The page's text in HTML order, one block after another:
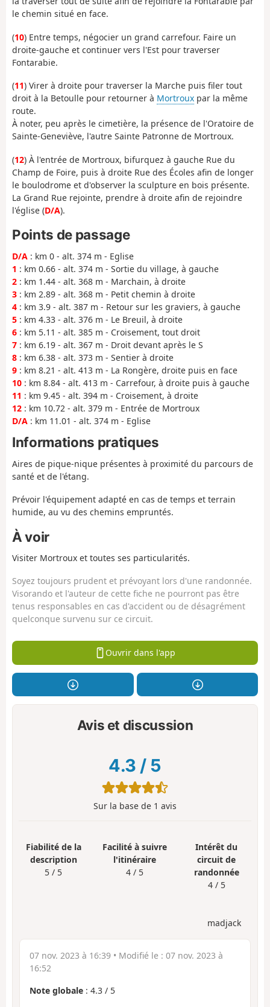
le chemin situé en face.
(10) Entre temps, négocier un grand carrefour. Faire un
droite-gauche et continuer vers l'Est pour traverser
Fontarabie.
(11) Virer à droite pour traverser la Marche puis filer tout
droit à la Betoulle pour retourner à Mortroux par la même
route.
À noter, peu après le cimetière, la présence de l'Oratoire de
Sainte-Geneviève, l'autre Sainte Patronne de Mortroux.
(12) À l'entrée de Mortroux, bifurquez à gauche Rue du
Champ de Foire, puis à droite Rue des Écoles afin de longer
le boulodrome et d'observer la sculpture en bois présente.
La Grand Rue rejointe, prendre à droite afin de rejoindre
l'église (D/A).
Points de passage
D/A : km 0 - alt. 374 m - Eglise
1 : km 0.66 - alt. 374 m - Sortie du village, à gauche
2 : km 1.44 - alt. 368 m - Marchain, à droite
3 : km 2.89 - alt. 368 m - Petit chemin à droite
4 : km 3.9 - alt. 387 m - Retour sur les graviers, à gauche
5 : km 4.33 - alt. 376 m - Le Breuil, à droite
6 : km 5.11 - alt. 385 m - Croisement, tout droit
7 : km 6.19 - alt. 367 m - Droit devant après le S
8 : km 6.38 - alt. 373 m - Sentier à droite
9 : km 8.21 - alt. 413 m - La Rongère, droite puis en face
10 : km 8.84 - alt. 413 m - Carrefour, à droite puis à gauche
11 : km 9.45 - alt. 394 m - Croisement, à droite
12 : km 10.72 - alt. 379 m - Entrée de Mortroux
D/A : km 11.01 - alt. 374 m - Eglise
Informations pratiques
Aires de pique-nique présentes à proximité du parcours de
santé et de l'étang.
Prévoir l'équipement adapté en cas de temps et terrain
humide, au vu des chemins empruntés.
À voir
Visiter Mortroux et toutes ses particularités.
Soyez toujours prudent et prévoyant lors d'une randonnée.
Visorando et l'auteur de cette fiche ne pourront pas être
tenus responsables en cas d'accident ou de désagrément
quelconque survenu sur ce circuit.
Ouvrir dans l'app
Avis et discussion
4.3 / 5
Sur la base de 1 avis
Fiabilité de la
description
5 / 5
Facilité à suivre
l'itinéraire
4 / 5
Intérêt du
circuit de
randonnée
4 / 5
madjack
07 nov. 2023 à 16:39 • Modifié le : 07 nov. 2023 à
16:52
Note globale : 4.3 / 5